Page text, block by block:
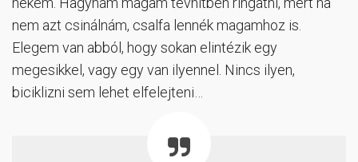
nem azt csinálnám, csalfa lennék magamhoz is.
Elegem van abból, hogy sokan elintézik egy
megesikkel, vagy egy van ilyennel. Nincs ilyen,
biciklizni sem lehet elfelejteni…